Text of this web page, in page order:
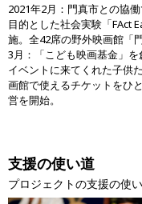
2021年2月：門真市との協
目的とした社会実験「FAct
施。全42席の野外映画館「
3月：「こども映画基金」
イベントに来てくれた子供
画館で使えるチケットをひ
営を開始。
支援の使い道
プロジェクトの支援の使